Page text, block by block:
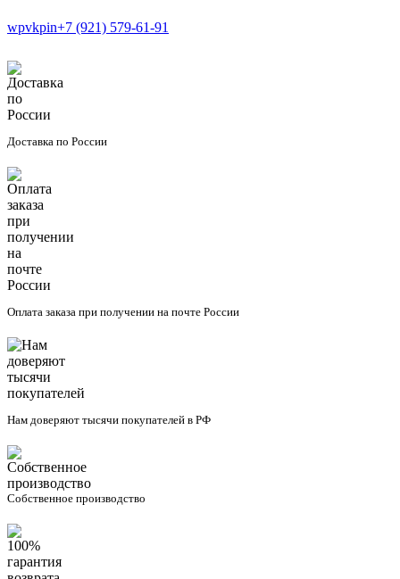
wpvkpin+7 (921) 579-61-91
Доставка по России
Оплата заказа при получении на почте России
Нам доверяют тысячи покупателей в РФ
Собственное производство